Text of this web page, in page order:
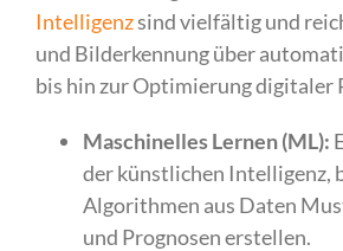
Intelligenzsind vielfältig und
und Bilderkennung über
bis hin zur Optimierung digitaler
Maschinelles Lernen (ML):
der künstlichen Intelligenz,
Algorithmen aus Daten
und Prognosen erstellen.